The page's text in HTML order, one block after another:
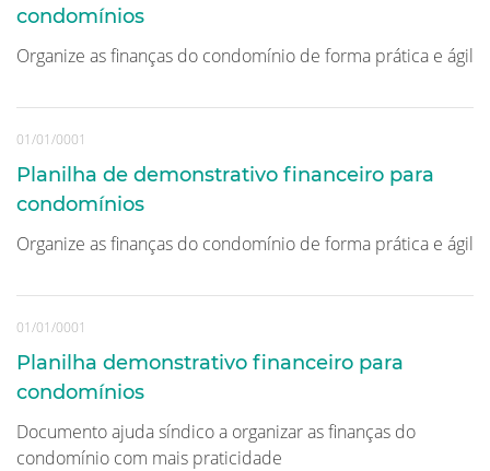
condomínios
Organize as finanças do condomínio de forma prática e ágil
01/01/0001
Planilha de demonstrativo financeiro para
condomínios
Organize as finanças do condomínio de forma prática e ágil
01/01/0001
Planilha demonstrativo financeiro para
condomínios
Documento ajuda síndico a organizar as finanças do
condomínio com mais praticidade